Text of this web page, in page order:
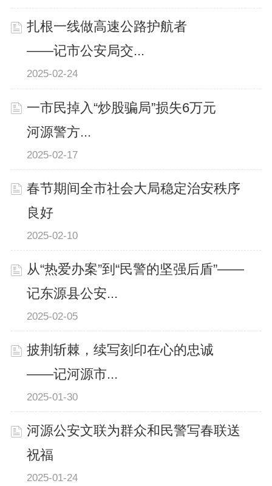
扎根一线做高速公路护航者
——记市公安局交...
2025-02-24
一市民掉入“炒股骗局”损失6万元
河源警方...
2025-02-17
春节期间全市社会大局稳定治安秩序
良好
2025-02-10
从“热爱办案”到“民警的坚强后盾”——
记东源县公安...
2025-02-05
披荆斩棘，续写刻印在心的忠诚
——记河源市...
2025-01-30
河源公安文联为群众和民警写春联送
祝福
2025-01-24